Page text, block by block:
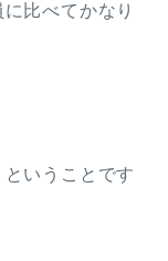
比べてかなり
いうことです